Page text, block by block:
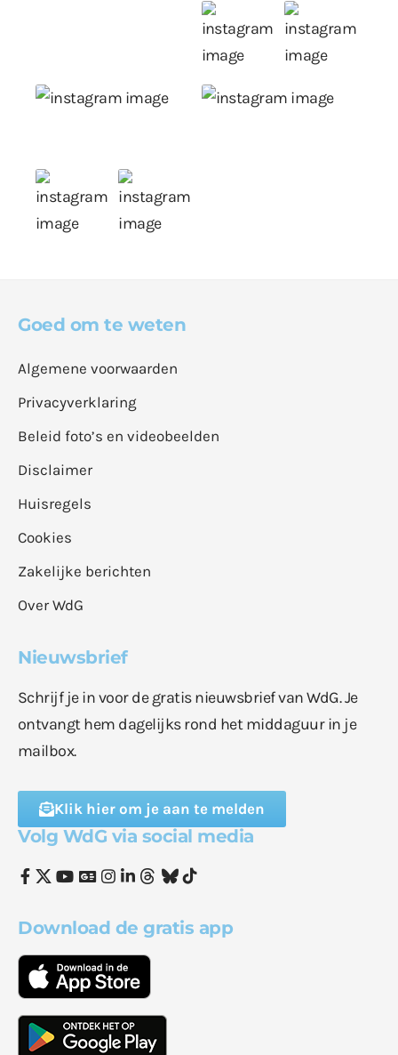
Goed om te weten
Algemene voorwaarden
Privacyverklaring
Beleid foto’s en videobeelden
Disclaimer
Huisregels
Cookies
Zakelijke berichten
Over WdG
Nieuwsbrief
Schrijf je in voor de gratis nieuwsbrief van WdG. Je
ontvangt hem dagelijks rond het middaguur in je
mailbox.
Klik hier om je aan te melden
Volg WdG via social media
Download de gratis app